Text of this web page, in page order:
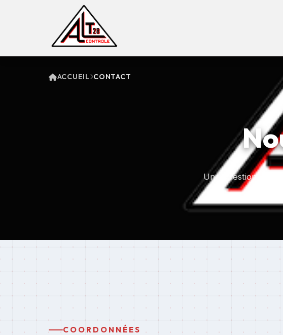
ACCUEIL CONTACT
Une question, un
COORDONNÉES